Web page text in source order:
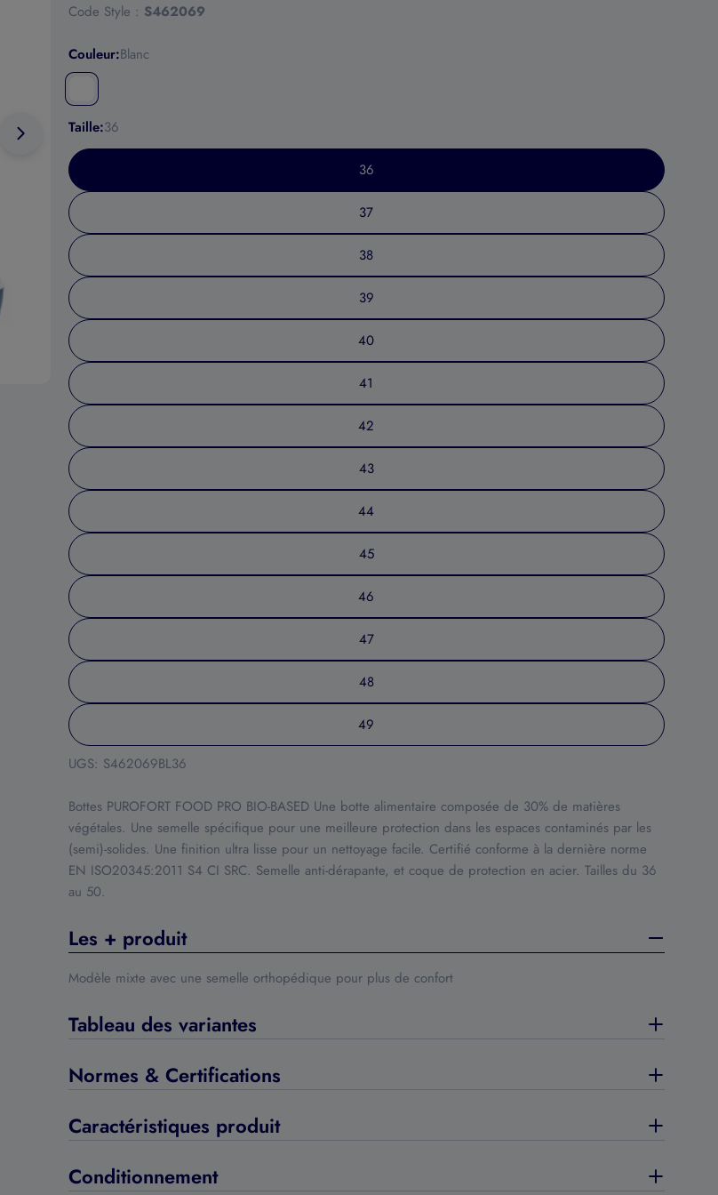
Ouvrir le média 1 en mode modal Ouvrir le média 2 en
Code Style : S462069
Couleur:Blanc
Taille:36
36
37
38
39
40
41
42
43
44
45
46
47
48
49
UGS: S462069BL36
Bottes PUROFORT FOOD PRO BIO-BASED Une botte alimentaire composée de 30% de matières
végétales. Une semelle spécifique pour une meilleure protection dans les espaces contaminés par les
(semi)-solides. Une finition ultra lisse pour un nettoyage facile. Certifié conforme à la dernière norme
EN ISO20345:2011 S4 CI SRC. Semelle anti-dérapante, et coque de protection en acier. Tailles du 36
au 50.
Les + produit
Modèle mixte avec une semelle orthopédique pour plus de confort
Tableau des variantes
Normes & Certifications
Caractéristiques produit
Conditionnement